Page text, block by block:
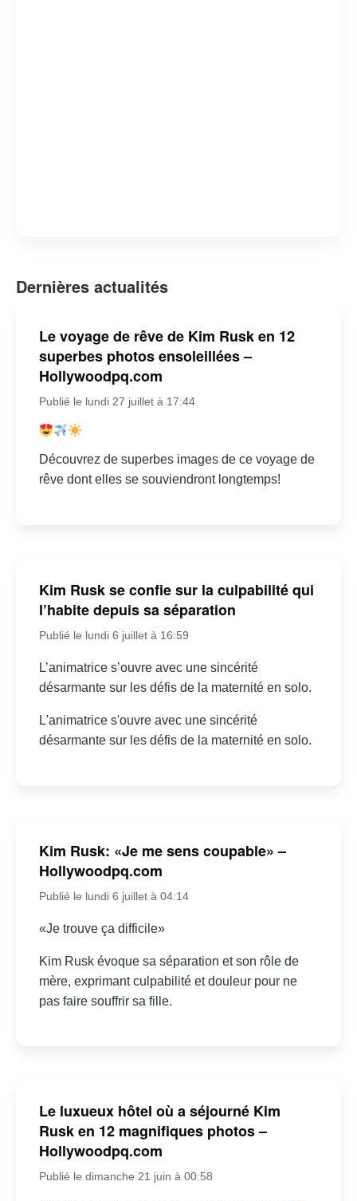
Dernières actualités
Le voyage de rêve de Kim Rusk en 12
superbes photos ensoleillées –
Hollywoodpq.com
Publié le lundi 27 juillet à 17:44
Découvrez de superbes images de ce voyage de
rêve dont elles se souviendront longtemps!
Kim Rusk se confie sur la culpabilité qui
l’habite depuis sa séparation
Publié le lundi 6 juillet à 16:59
L’animatrice s’ouvre avec une sincérité
désarmante sur les défis de la maternité en solo.
L'animatrice s'ouvre avec une sincérité
désarmante sur les défis de la maternité en solo.
Kim Rusk: «Je me sens coupable» –
Hollywoodpq.com
Publié le lundi 6 juillet à 04:14
«Je trouve ça difficile»
Kim Rusk évoque sa séparation et son rôle de
mère, exprimant culpabilité et douleur pour ne
pas faire souffrir sa fille.
Le luxueux hôtel où a séjourné Kim
Rusk en 12 magnifiques photos –
Hollywoodpq.com
Publié le dimanche 21 juin à 00:58